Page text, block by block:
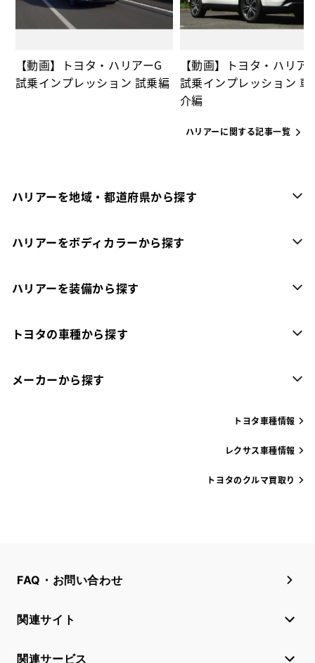
【動画】トヨタ・ハリアーG
試乗インプレッション 試乗編
【動画】トヨタ・ハリア
試乗インプレッション 車
介編
ハリアーに関する記事一覧
ハリアーを地域・都道府県から探す
ハリアーをボディカラーから探す
ハリアーを装備から探す
トヨタの車種から探す
メーカーから探す
トヨタ車種情報
レクサス車種情報
トヨタのクルマ買取り
FAQ・お問い合わせ
関連サイト
関連サービス